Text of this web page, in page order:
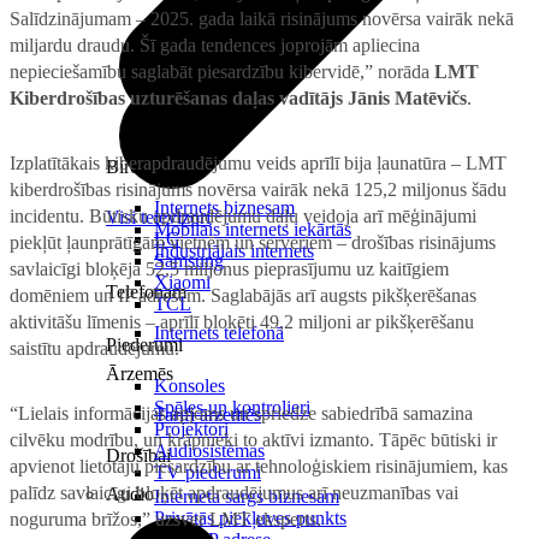
Birojam
Internets biznesam
Mobilais internets iekārtās
Industriālais internets
Telefonam
Internets telefonā
Ārzemēs
Tarifi ārzemēs
Drošībai
Interneta sargs biznesam
Privātās piekļuves punkts
Visi televizori
LG
Samsung
Xiaomi
TCL
Piederumi
Konsoles
Spēles un kontrolieri
Projektori
Audiosistēmas
TV piederumi
Audio
Salīdzinājumam – 2025. gada laikā risinājums novērsa vairāk nekā
miljardu draudu. Šī gada tendences joprojām apliecina
nepieciešamību saglabāt piesardzību kibervidē,” norāda LMT
Kiberdrošības uzturēšanas daļas vadītājs Jānis Matēvičs.
Izplatītākais kiberapdraudējumu veids aprīlī bija ļaunatūra – LMT
kiberdrošības risinājums novērsa vairāk nekā 125,2 miljonus šādu
incidentu. Būtisku apdraudējumu daļu veidoja arī mēģinājumi
piekļūt ļaunprātīgām vietnēm un serveriem – drošības risinājums
savlaicīgi bloķēja 52,5 miljonus pieprasījumu uz kaitīgiem
domēniem un IP adresēm. Saglabājās arī augsts pikšķerēšanas
aktivitāšu līmenis – aprīlī bloķēti 49,2 miljoni ar pikšķerēšanu
saistītu apdraudējumu.
“Lielais informācijas apjoms un spriedze sabiedrībā samazina
cilvēku modrību, un krāpnieki to aktīvi izmanto. Tāpēc būtiski ir
apvienot lietotāju piesardzību ar tehnoloģiskiem risinājumiem, kas
palīdz savlaicīgi bloķēt apdraudējumus arī neuzmanības vai
noguruma brīžos,” uzsver LMT eksperts.